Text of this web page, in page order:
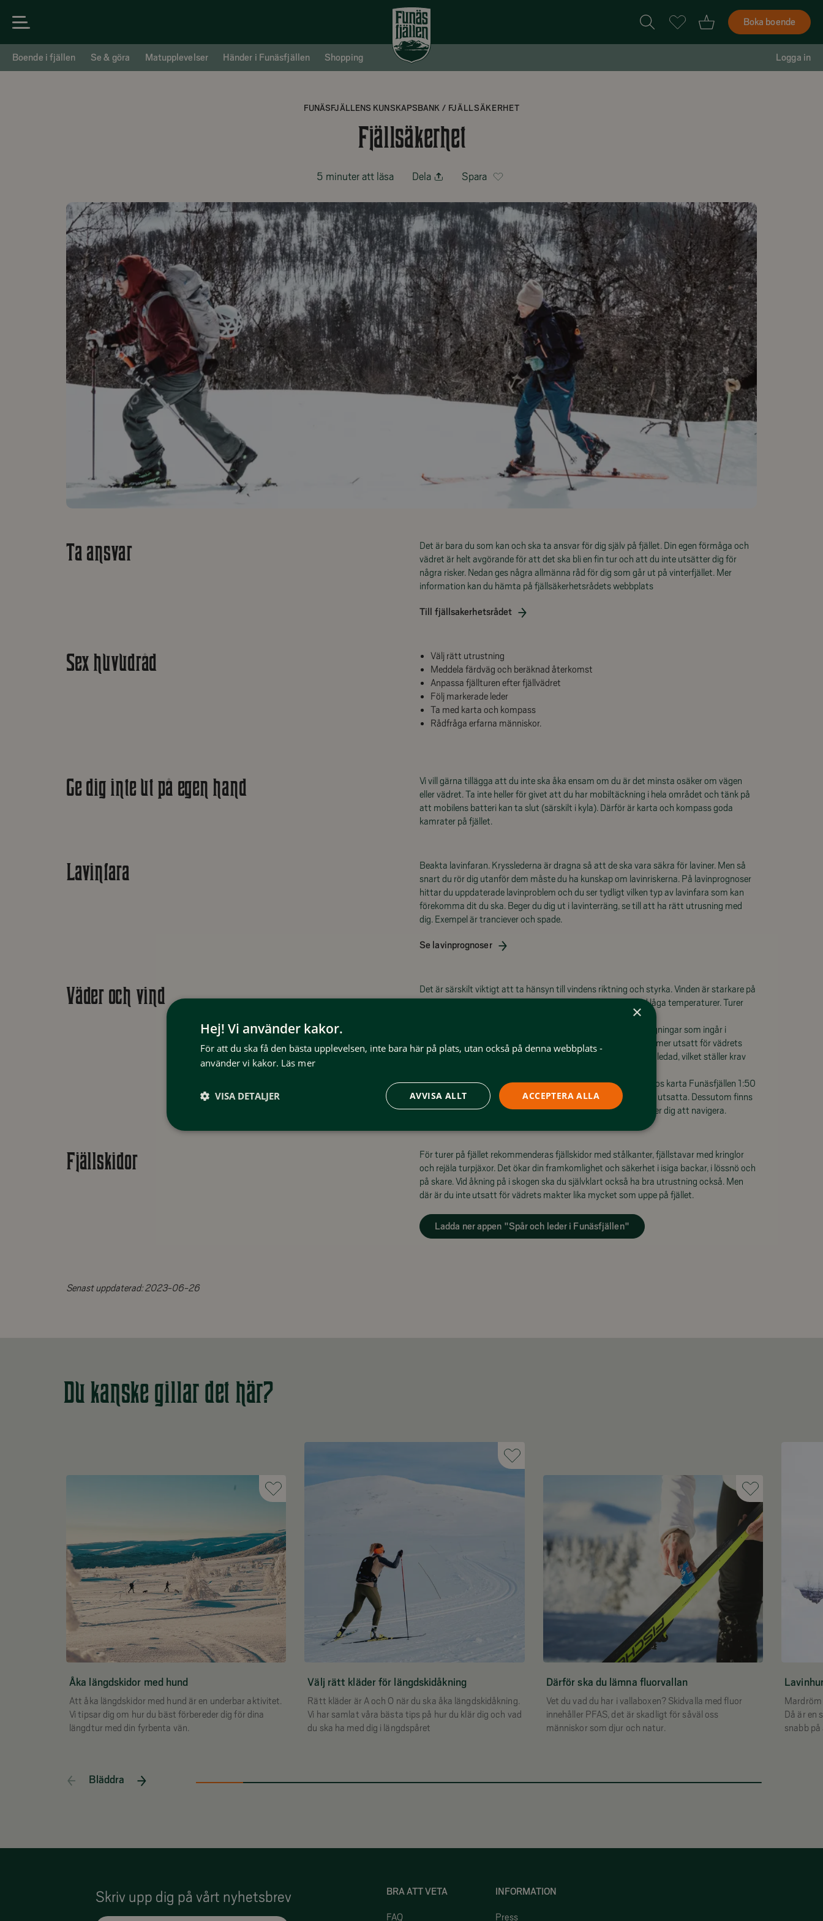
Boka boende
Boende i fjällen Se & göra Matupplevelser Händer i Funäsfjällen Shopping Logga in
FUNÄSFJÄLLENS KUNSKAPSBANK / FJÄLLSÄKERHET
Fjällsäkerhet
5 minuter att läsa Dela Spara
Ta ansvar
Det är bara du som kan och ska ta ansvar för dig själv på fjället. Din egen förmåga och
vädret är helt avgörande för att det ska bli en fin tur och att du inte utsätter dig för
några risker. Nedan ges några allmänna råd för dig som går ut på vinterfjället. Mer
information kan du hämta på fjällsäkerhetsrådets webbplats
Till fjällsakerhetsrådet
Sex huvudråd
Välj rätt utrustning
Meddela färdväg och beräknad återkomst
Anpassa fjällturen efter fjällvädret
Följ markerade leder
Ta med karta och kompass
Rådfråga erfarna människor.
Ge dig inte ut på egen hand
Vi vill gärna tillägga att du inte ska åka ensam om du är det minsta osäker om vägen
eller vädret. Ta inte heller för givet att du har mobiltäckning i hela området och tänk på
att mobilens batteri kan ta slut (särskilt i kyla). Därför är karta och kompass goda
kamrater på fjället.
Lavinfara
Beakta lavinfaran. Krysslederna är dragna så att de ska vara säkra för laviner. Men så
snart du rör dig utanför dem måste du ha kunskap om lavinriskerna. På lavinprognoser
hittar du uppdaterade lavinproblem och du ser tydligt vilken typ av lavinfara som kan
förekomma dit du ska. Beger du dig ut i lavinterräng, se till att ha rätt utrusning med
dig. Exempel är tranciever och spade.
Se lavinprognoser
Väder och vind
Det är särskilt viktigt att ta hänsyn till vindens riktning och styrka. Vinden är starkare på
kalfjället än längre ned och dess kyleffekt är stor, särskilt vid låga temperaturer. Turer
Dessa regler är särskilt viktiga att beakta vid de tre toppbestigningar som ingår i
fjällskidturerna, Storvigeln, Rödfjället och Ånnfjället, där du är mer utsatt för vädrets
makter. För Storvigeln och Rödfjället är också sista etappen oledad, vilket ställer krav
Vid alla turer på fjället i detta område bör du ha med dig Calazos karta Funäsfjällen 1:50
000, där en sida är vinterkarta med skid- och skoterleder och utsatta. Dessutom finns
appen Spår och leder Funäsfjällen samt Fjällkartan som hjälper dig att navigera.
Fjällskidor
För turer på fjället rekommenderas fjällskidor med stålkanter, fjällstavar med kringlor
och rejäla turpjäxor. Det ökar din framkomlighet och säkerhet i isiga backar, i lössnö och
på skare. Vid åkning på i skogen ska du självklart också ha bra utrustning också. Men
där är du inte utsatt för vädrets makter lika mycket som uppe på fjället.
Ladda ner appen "Spår och leder i Funäsfjällen"
Senast uppdaterad:2023-06-26
Du kanske gillar det här?
Åka längdskidor med hund
Att åka längdskidor med hund är en underbar aktivitet.
Vi tipsar dig om hur du bäst förbereder dig för dina
längdtur med din fyrbenta vän.
Välj rätt kläder för längdskidåkning
Rätt kläder är A och O när du ska åka längdskidåkning.
Vi har samlat våra bästa tips på hur du klär dig och vad
du ska ha med dig i längdspåret
Därför ska du lämna fluorvallan
Vet du vad du har i vallaboxen? Skidvalla med fluor
innehåller PFAS, det är skadligt för såväl oss
människor som djur och natur.
Då är en
snabb
Bläddra
Skriv upp dig på vårt nyhetsbrev BRA ATT VETA
FAQ
INFORMATION
Press
×
Hej! Vi använder kakor.
För att du ska få den bästa upplevelsen, inte bara här på plats, utan också på denna webbplats -
använder vi kakor. Läs mer
ACCEPTERA ALLA
AVVISA ALLT
VISA DETALJER